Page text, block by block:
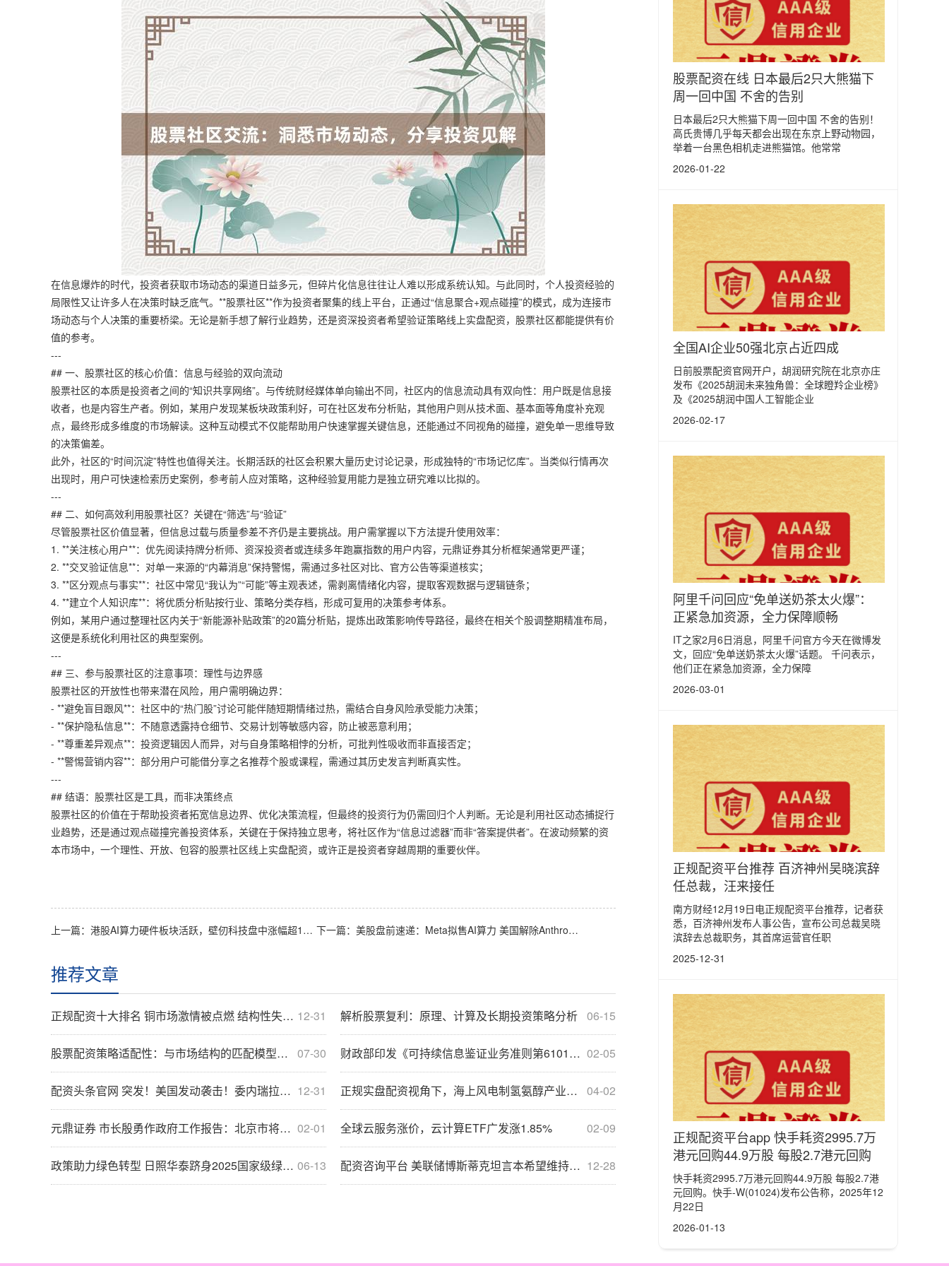
在信息爆炸的时代，投资者获取市场动态的渠道日益多元，但碎片化信息往往让人难以形成系统认知。与此同时，个人投资经验的
局限性又让许多人在决策时缺乏底气。**股票社区**作为投资者聚集的线上平台，正通过“信息聚合+观点碰撞”的模式，成为连接市
场动态与个人决策的重要桥梁。无论是新手想了解行业趋势，还是资深投资者希望验证策略线上实盘配资，股票社区都能提供有价
值的参考。
---
## 一、股票社区的核心价值：信息与经验的双向流动
股票社区的本质是投资者之间的“知识共享网络”。与传统财经媒体单向输出不同，社区内的信息流动具有双向性：用户既是信息接
收者，也是内容生产者。例如，某用户发现某板块政策利好，可在社区发布分析贴，其他用户则从技术面、基本面等角度补充观
点，最终形成多维度的市场解读。这种互动模式不仅能帮助用户快速掌握关键信息，还能通过不同视角的碰撞，避免单一思维导致
的决策偏差。
此外，社区的“时间沉淀”特性也值得关注。长期活跃的社区会积累大量历史讨论记录，形成独特的“市场记忆库”。当类似行情再次
出现时，用户可快速检索历史案例，参考前人应对策略，这种经验复用能力是独立研究难以比拟的。
---
## 二、如何高效利用股票社区？关键在“筛选”与“验证”
尽管股票社区价值显著，但信息过载与质量参差不齐仍是主要挑战。用户需掌握以下方法提升使用效率：
1. **关注核心用户**：优先阅读持牌分析师、资深投资者或连续多年跑赢指数的用户内容， 元鼎证券其分析框架通常更严谨；
2. **交叉验证信息**：对单一来源的“内幕消息”保持警惕，需通过多社区对比、官方公告等渠道核实；
3. **区分观点与事实**：社区中常见“我认为”“可能”等主观表述，需剥离情绪化内容，提取客观数据与逻辑链条；
4. **建立个人知识库**：将优质分析贴按行业、策略分类存档，形成可复用的决策参考体系。
例如，某用户通过整理社区内关于“新能源补贴政策”的20篇分析贴，提炼出政策影响传导路径，最终在相关个股调整期精准布局，
这便是系统化利用社区的典型案例。
---
## 三、参与股票社区的注意事项：理性与边界感
股票社区的开放性也带来潜在风险，用户需明确边界：
- **避免盲目跟风**：社区中的“热门股”讨论可能伴随短期情绪过热，需结合自身风险承受能力决策；
- **保护隐私信息**：不随意透露持仓细节、交易计划等敏感内容，防止被恶意利用；
- **尊重差异观点**：投资逻辑因人而异，对与自身策略相悖的分析，可批判性吸收而非直接否定；
- **警惕营销内容**：部分用户可能借分享之名推荐个股或课程，需通过其历史发言判断真实性。
---
## 结语：股票社区是工具，而非决策终点
股票社区的价值在于帮助投资者拓宽信息边界、优化决策流程，但最终的投资行为仍需回归个人判断。无论是利用社区动态捕捉行
业趋势，还是通过观点碰撞完善投资体系，关键在于保持独立思考，将社区作为“信息过滤器”而非“答案提供者”。在波动频繁的资
本市场中，一个理性、开放、包容的股票社区线上实盘配资，或许正是投资者穿越周期的重要伙伴。
上一篇： 港股AI算力硬件板块活跃，壁仞科技盘中涨幅超16% 下一篇： 美股盘前速递：Meta拟售AI算力 美国解除Anthropic模型出口管控
推荐文章
12-31
正规配资十大排名 铜市场激情被点燃 结构性失衡成导火索 06-15
解析股票复利：原理、计算及长期投资策略分析
07-30
股票配资策略适配性：与市场结构的匹配模型研究 02-05
财政部印发《可持续信息鉴证业务准则第6101号——基本准则（试行）》
12-31
配资头条官网 突发！美国发动袭击！委内瑞拉最新发声 04-02
正规实盘配资视角下，海上风电制氢氨醇产业如何融合发展？
02-01
元鼎证券 市长殷勇作政府工作报告：北京市将加强全学段人工智能赋能教育，推进高质量教育体系建设 02-09
全球云服务涨价，云计算ETF广发涨1.85%
06-13
政策助力绿色转型 日照华泰跻身2025国家级绿色工厂 12-28
配资咨询平台 美联储博斯蒂克坦言本希望维持利率不变 担忧降息加剧通胀
股票配资在线 日本最后2只大熊猫下
周一回中国 不舍的告别
日本最后2只大熊猫下周一回中国 不舍的告别！
高氏贵博几乎每天都会出现在东京上野动物园，
举着一台黑色相机走进熊猫馆。他常常
2026-01-22
全国AI企业50强北京占近四成
日前股票配资官网开户，胡润研究院在北京亦庄
发布《2025胡润未来独角兽：全球瞪羚企业榜》
及《2025胡润中国人工智能企业
2026-02-17
阿里千问回应“免单送奶茶太火爆”：
正紧急加资源，全力保障顺畅
IT之家2月6日消息，阿里千问官方今天在微博发
文，回应“免单送奶茶太火爆”话题。 千问表示，
他们正在紧急加资源，全力保障
2026-03-01
正规配资平台推荐 百济神州吴晓滨辞
任总裁，汪来接任
南方财经12月19日电正规配资平台推荐，记者获
悉，百济神州发布人事公告，宣布公司总裁吴晓
滨辞去总裁职务，其首席运营官任职
2025-12-31
正规配资平台app 快手耗资2995.7万
港元回购44.9万股 每股2.7港元回购
快手耗资2995.7万港元回购44.9万股 每股2.7港
元回购。快手-W(01024)发布公告称，2025年12
月22日
2026-01-13